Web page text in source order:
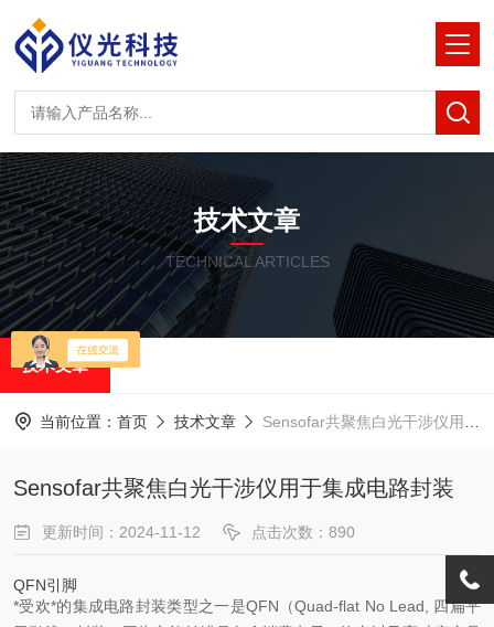
技术文章
TECHNICAL ARTICLES
技术文章
当前位置： 首页 技术文章 Sensofar共聚焦白光干涉仪用于集成电路封装
Sensofar共聚焦白光干涉仪用于集成电路封装
更新时间：2024-11-12 点击次数：890
QFN引脚
*受欢*的集成电路封装类型之一是QFN（Quad-flat No Lead, 四扁平